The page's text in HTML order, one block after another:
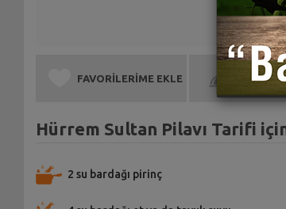
FAVORİLERİME EKLE BEN DE
Hürrem Sultan Pilavı Tarifi
2 su bardağı pirinç